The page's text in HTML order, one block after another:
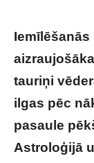
tauriņi
ilgas pēc
pasaule
Astroloģijā